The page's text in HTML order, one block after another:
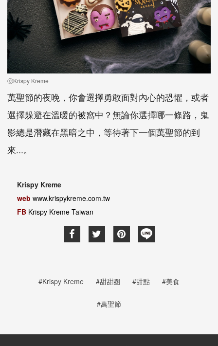
ⓒKrispy Kreme
萬聖節的夜晚，你會選擇勇敢面對內心的恐懼，或者
選擇躲避在溫暖的被窩中？無論你選擇哪一條路，鬼
影總是潛藏在黑暗之中，等待著下一個萬聖節的到
來...。
Krispy Kreme
web www.krispykreme.com.tw
FB Krispy Kreme Taiwan
#Krispy Kreme #甜甜圈 #甜點 #美食
#萬聖節